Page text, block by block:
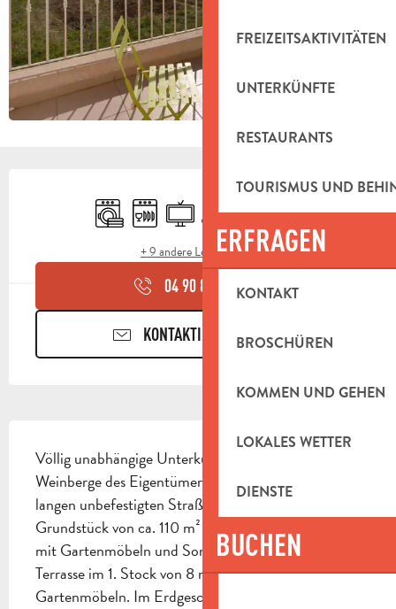
FREIZEITSAKTIVITÄTEN
UNTERKÜNFTE
RESTAURANTS
TOURISMUS UND
ERFRAGEN
KONTAKT
BROSCHÜREN
KOMMEN UND GEHEN
LOKALES WETTER
DIENSTE
BUCHEN
ÖFFNUNGSZEITEN &
Waschmaschine
Geschirrspülmaschine
FernsehenKlimaanlage
TerrasseTiere erlaubt
+ 9 andere Leistung(en)
04 90 85 45▒▒
KONTAKTIEREN SIE UNS
Völlig unabhängige Unterkunft inmitten der Bio-
Weinberge des Eigentümers, am Ende einer 200 m
langen unbefestigten Straße. Umzäuntes
Grundstück von ca. 110 m² mit Parkplatz, Garten
mit Gartenmöbeln und Sonnenschirm, Grill,
Terrasse im 1. Stock von 8 m² mit kleinen
Gartenmöbeln. Im Erdgeschoss:...